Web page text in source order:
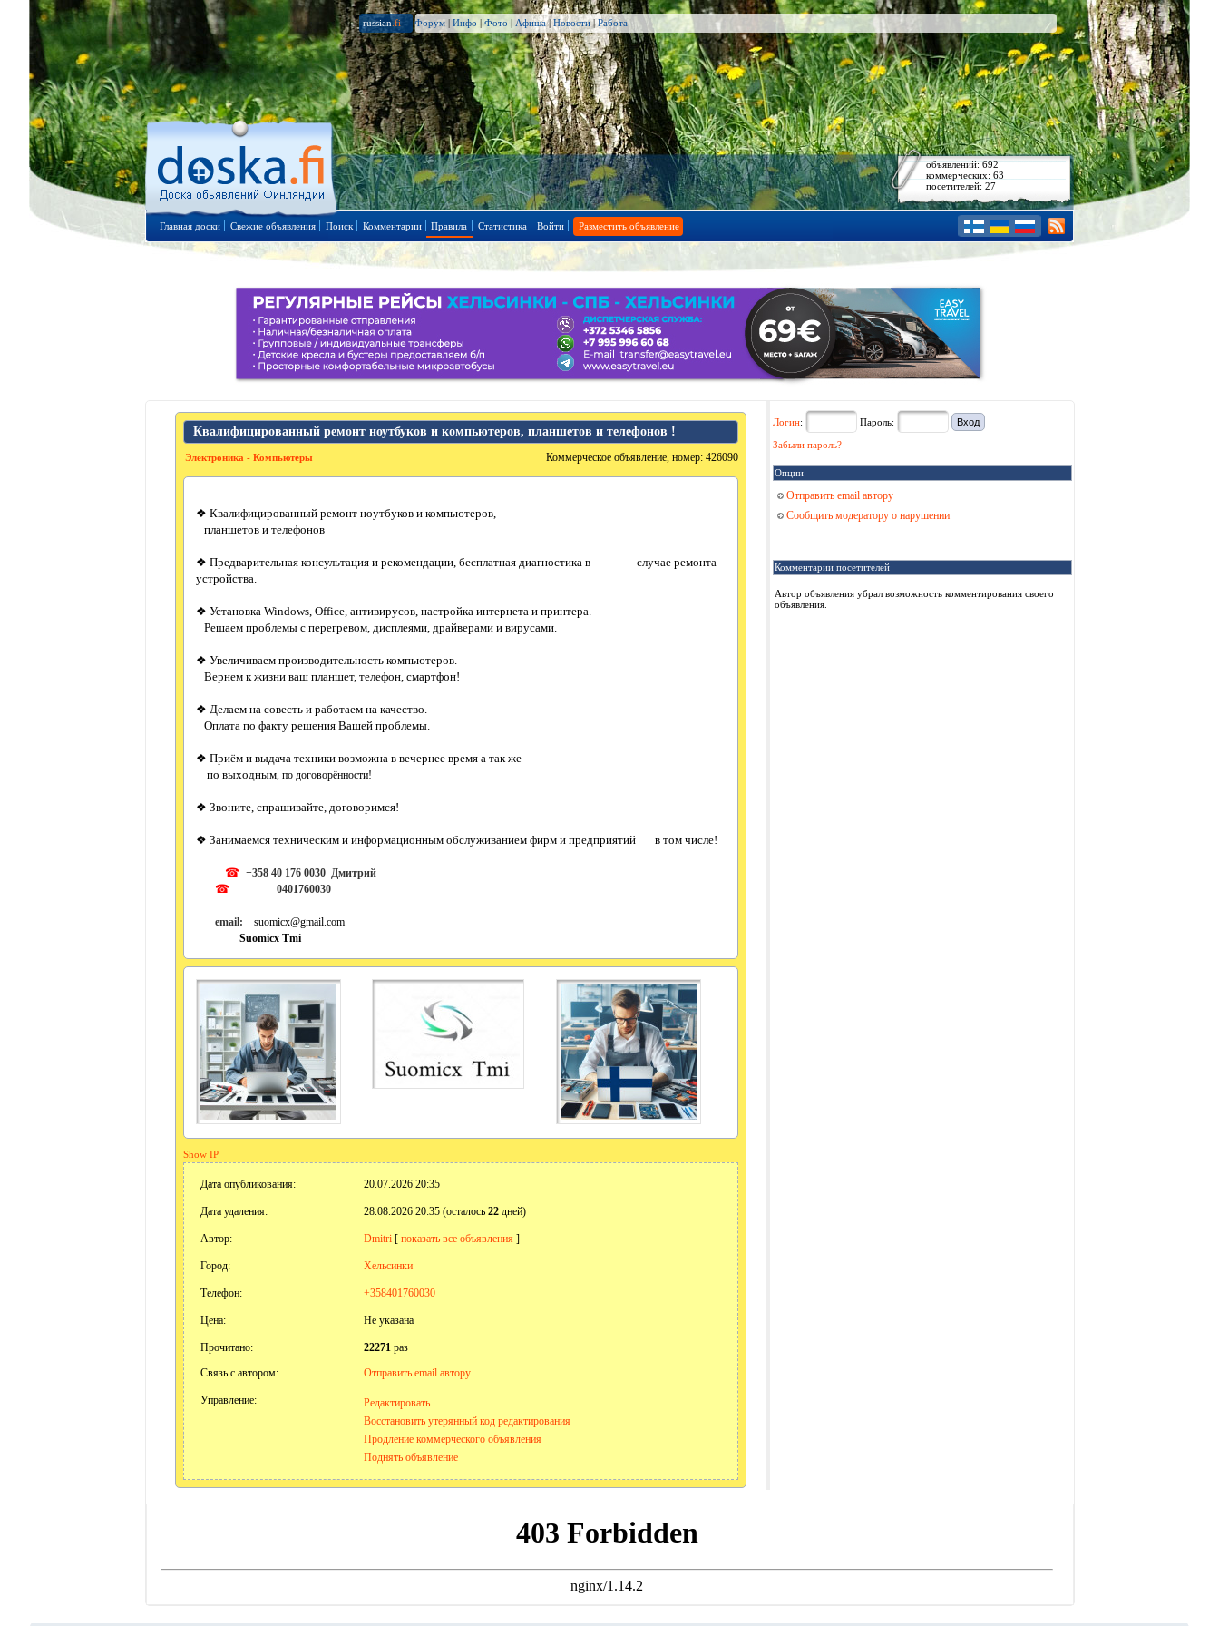
russian.fi Форум | Инфо | Фото | Афиша|Новости|Работа
объявлений: 692
коммерческих: 63
посетителей: 27
Главная доски Свежие объявления Поиск Комментарии Правила Статистика Войти Разместить объявление
Квалифицированный ремонт ноутбуков и компьютеров, планшетов и телефонов !
Электроника - Компьютеры Коммерческое объявление, номер: 426090
❖ Квалифицированный ремонт ноутбуков и компьютеров,
планшетов и телефонов
❖ Предварительная консультация и рекомендации, бесплатная диагностика в случае ремонта
устройства.
❖ Установка Windows, Office, антивирусов, настройка интернета и принтера.
Решаем проблемы с перегревом, дисплеями, драйверами и вирусами.
❖ Увеличиваем производительность компьютеров.
Вернем к жизни ваш планшет, телефон, смартфон!
❖ Делаем на совесть и работаем на качество.
Оплата по факту решения Вашей проблемы.
❖ Приём и выдача техники возможна в вечернее время а так же
по выходным, по договорённости!
❖ Звоните, спрашивайте, договоримся!
❖ Занимаемся техническим и информационным обслуживанием фирм и предприятий в том числе!
☎ +358 40 176 0030 Дмитрий
☎ 0401760030
email:
suomicx@gmail.com
Suomicx Tmi
Show IP
Дата опубликования: 20.07.2026 20:35
Дата удаления: 28.08.2026 20:35 (осталось 22дней)
Автор: Dmitri[ показать все объявления ]
Город: Хельсинки
Телефон: +358401760030
Цена: Не указана
Прочитано: 22271раз
Связь с автором:
Отправить email автору
Управление:
Редактировать
Восстановить утерянный код редактирования
Продление коммерческого объявления
Поднять объявление
Логин: Пароль:
Забыли пароль?
Опции
Отправить email автору
Сообщить модератору о нарушении
Комментарии посетителей
Автор объявления убрал возможность комментирования своего
объявления.